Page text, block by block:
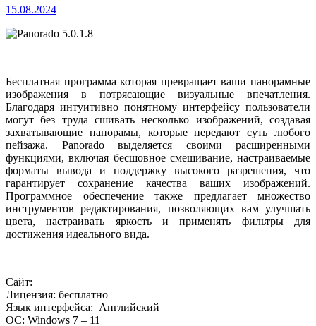
15.08.2024
Бесплатная программа которая превращает ваши панорамные
изображения в потрясающие визуальные впечатления.
Благодаря интуитивно понятному интерфейсу пользователи
могут без труда сшивать несколько изображений, создавая
захватывающие панорамы, которые передают суть любого
пейзажа. Panorado выделяется своими расширенными
функциями, включая бесшовное смешивание, настраиваемые
форматы вывода и поддержку высокого разрешения, что
гарантирует сохранение качества ваших изображений.
Программное обеспечение также предлагает множество
инструментов редактирования, позволяющих вам улучшать
цвета, настраивать яркость и применять фильтры для
достижения идеального вида.
Сайт:
Лицензия: бесплатно
Язык интерфейса: Английский
ОС: Windows 7 – 11